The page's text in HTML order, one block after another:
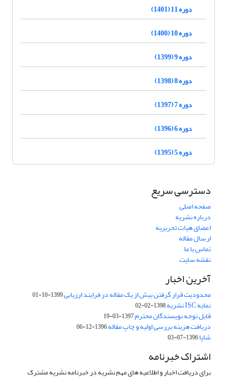
دوره 11 (1401)
دوره 10 (1400)
دوره 9 (1399)
دوره 8 (1398)
دوره 7 (1397)
دوره 6 (1396)
دوره 5 (1395)
دسترسی سریع
صفحه اصلی
درباره نشریه
اعضای هیات تحریریه
ارسال مقاله
تماس با ما
نقشه سایت
آخرین اخبار
محدودیت قرار گرفتن بیش از یک مقاله در فرایند ارزیابی1399-10-01
نمایه ISC نشریه 1398-02-02
قابل توجه نویسندگان محترم1397-03-19
دریافت هزینه بررسی اولیه و چاپ مقاله1396-12-06
شاپا1396-07-03
اشتراک خبرنامه
برای دریافت اخبار و اطلاعیه های مهم نشریه در خبرنامه نشریه مشترک